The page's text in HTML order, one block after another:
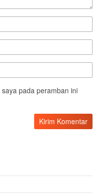
pada peramban ini